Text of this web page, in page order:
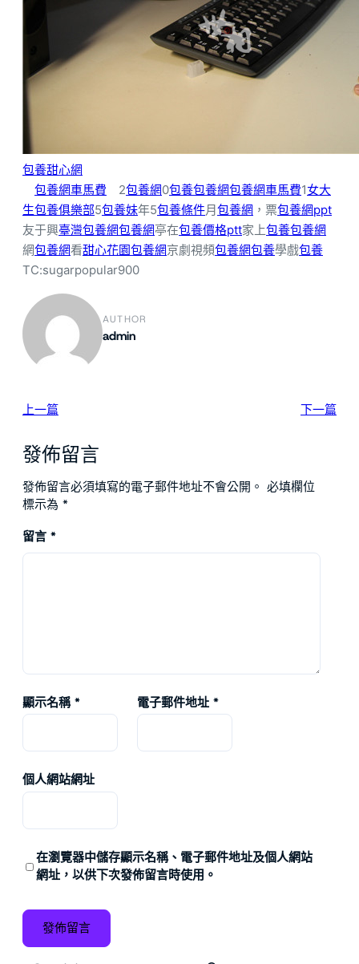
包養甜心網
包養網車馬費 2包養網0包養包養網包養網車馬費1女大
生包養俱樂部5包養妹年5包養條件月包養網 ，票包養網ppt
友于興臺灣包養網包養網亭在包養價格ptt家上包養包養網
網包養網看甜心花園包養網京劇視頻包養網包養學戲包養
TC:sugarpopular900
AUTHOR
admin
上一篇 下一篇
發佈留言
發佈留言必須填寫的電子郵件地址不會公開。 必填欄位
標示為 *
留言 *
顯示名稱 * 電子郵件地址 *
個人網站網址
在瀏覽器中儲存顯示名稱、電子郵件地址及個人網站
網址，以供下次發佈留言時使用。